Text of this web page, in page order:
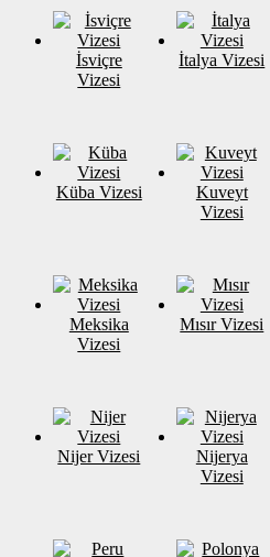
İsviçre
Vizesi
İtalya Vizesi
Küba Vizesi
Kuveyt
Vizesi
Meksika
Vizesi
Mısır Vizesi
Nijer Vizesi
Nijerya
Vizesi